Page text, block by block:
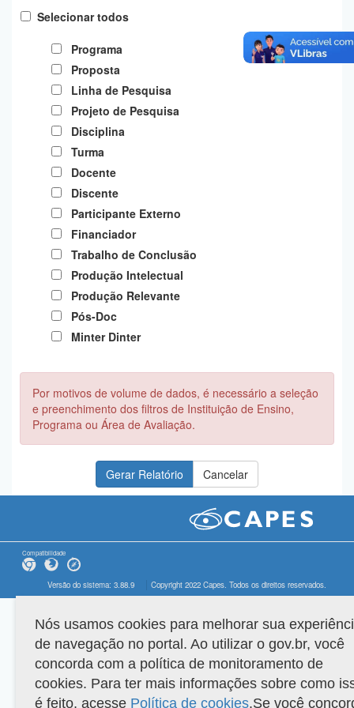
Planalto Selecionar todos
Programa
Proposta
Linha de Pesquisa
Projeto de Pesquisa
Disciplina
Turma
Docente
Discente
Participante Externo
Financiador
Trabalho de Conclusão
Produção Intelectual
Produção Relevante
Pós-Doc
Minter Dinter
Por motivos de volume de dados, é necessário a seleção
e preenchimento dos filtros de Instituição de Ensino,
Programa ou Área de Avaliação.
Compatibilidade
Versão do sistema: 3.88.9 Copyright 2022 Capes. Todos os direitos reservados.
Nós usamos cookies para melhorar sua
de navegação no portal. Ao utilizar o gov.br, você
concorda com a política de monitoramento de
cookies. Para ter mais informações sobre como
é feito, acesse Política de cookies.Se você